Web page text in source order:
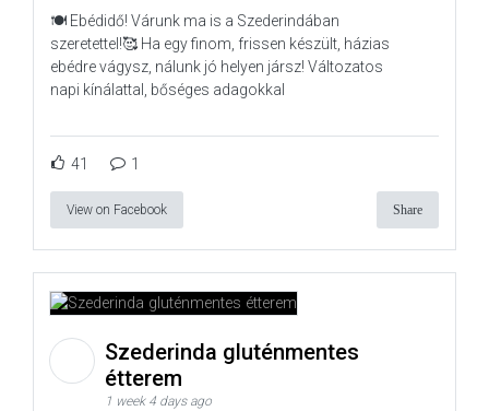
🍽️ Ebédidő! Várunk ma is a Szederindában
szeretettel!🥰 Ha egy finom, frissen készült, házias
ebédre vágysz, nálunk jó helyen jársz! Változatos
napi kínálattal, bőséges adagokkal
41 1
View on Facebook Share
Szederinda gluténmentes
étterem
1 week 4 days ago